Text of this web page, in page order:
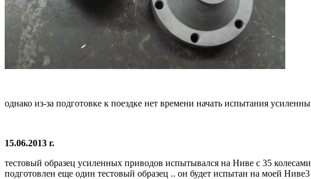
однако из-за подготовке к поездке нет времени начать испытания
15.06.2013 г.
тестовый образец усиленных приводов испытывался на Ниве с 35
подготовлен еще один тестовый образец .. он будет испытан на моей